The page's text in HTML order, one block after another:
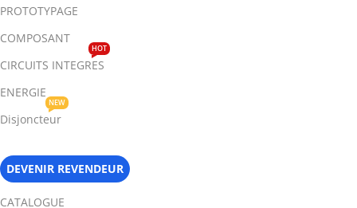
PROTOTYPAGE
COMPOSANT
CIRCUITS INTEGRES
HOT
ENERGIE
Disjoncteur
NEW
DEVENIR REVENDEUR
CATALOGUE